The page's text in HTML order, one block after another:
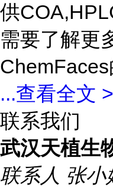
供
需要了解更
...查看全文 >
联系我们
武汉天植生
联系人 张小